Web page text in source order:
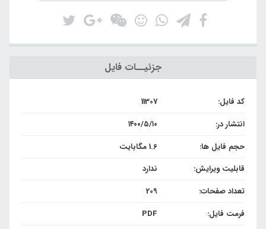
جزئیــات فایل
کد فایل:
11307
انتشار در:
۱۴۰۰/۵/۱۰
حجم فایل ها:
1.6 مگابایت
قابلیت ویرایش:
ندارد
تعداد صفحات:
209
فرمت فایل:
PDF